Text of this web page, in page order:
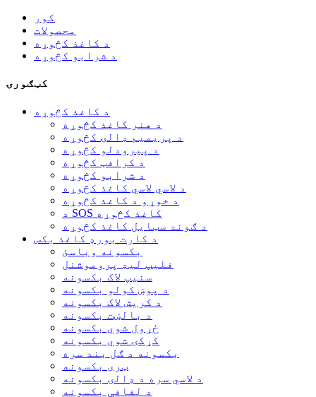
کور
محصولات
د کاغذ کڅوړه
د شرابو کڅوړه
کټګورۍ
د کاغذ کڅوړه
د هنر کاغذ کڅوړه
د پریمیم ډالۍ کڅوړه
د پیرودلو کڅوړه
د کرافټ کڅوړه
د شرابو کڅوړه
د لاسي لاسي کاغذ کڅوړه
د خوړو د کاغذ کڅوړه
د SOS کاغذ کڅوړه
د ګوند سټایل کاغذ کڅوړه
د کارت بورډ کاغذ بکس
بکسونه وباسئ
فلیپ لیډ پروموشنل
سنیپ لاک بکسونه
د پوښ کولو بکسونه
د کریش لاک بکسونه
د بالښت بکسونه
ځړول شوي بکسونه
کړکۍ شوي بکسونه
بکسونه د ګل بند سره
ټری بکسونه
د لاسي سره د ډالۍ بکسونه
د لفافې بکسونه